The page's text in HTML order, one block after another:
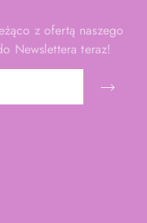
z ofertą naszego
Newslettera teraz!